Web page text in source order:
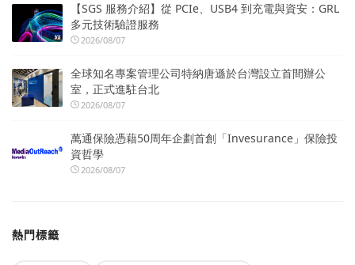
【SGS 服務介紹】從 PCIe、USB4 到充電與資安：GRL
多元技術驗證服務
2026/08/07
全球知名專案管理公司特納唐遜於台灣設立首間辦公
室，正式進駐台北
2026/08/07
萬通保險憑藉50周年企劃首創「Invesurance」保險投
資哲學
2026/08/07
熱門標籤